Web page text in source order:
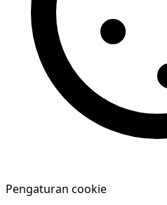
Pengaturan cookie